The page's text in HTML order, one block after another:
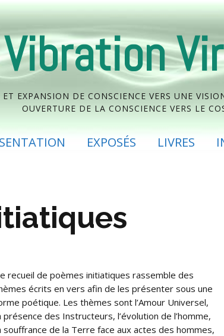
Vibration
EXPANSION DE CONSCIENCE VERS UNE
OUVERTURE DE LA CONSCIENCE VERS LE
EXPOSÉS LIVRES
recueil de poèmes initiatiques rassemble des
écrits en vers afin de les présenter sous une
poétique. Les thèmes sont l’Amour Universel,
présence des Instructeurs, l’évolution de l’homme,
souffrance de la Terre face aux actes des hommes,